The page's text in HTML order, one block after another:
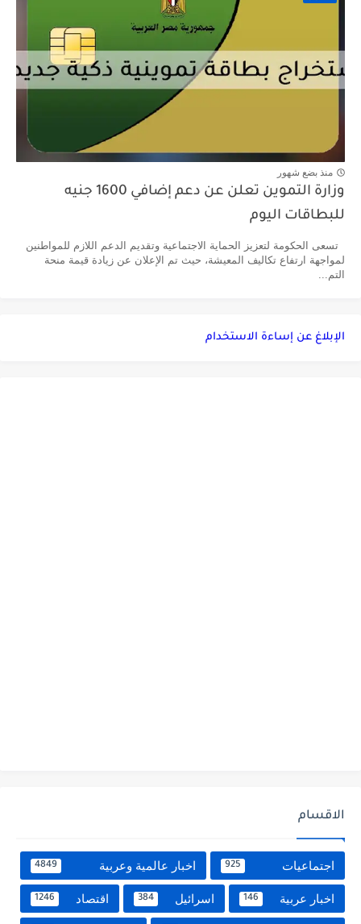
منذ بضع شهور
وزارة التموين تعلن عن دعم إضافي 1600 جنيه
للبطاقات اليوم
تسعى الحكومة لتعزيز الحماية الاجتماعية وتقديم الدعم اللازم للمواطنين
لمواجهة ارتفاع تكاليف المعيشة، حيث تم الإعلان عن زيادة قيمة منحة
التم...
الإبلاغ عن إساءة الاستخدام
الاقسام
اجتماعيات 925 اخبار عالمية وعربية 4849
اخبار عربية 146 اسرائيل 384 اقتصاد 1246